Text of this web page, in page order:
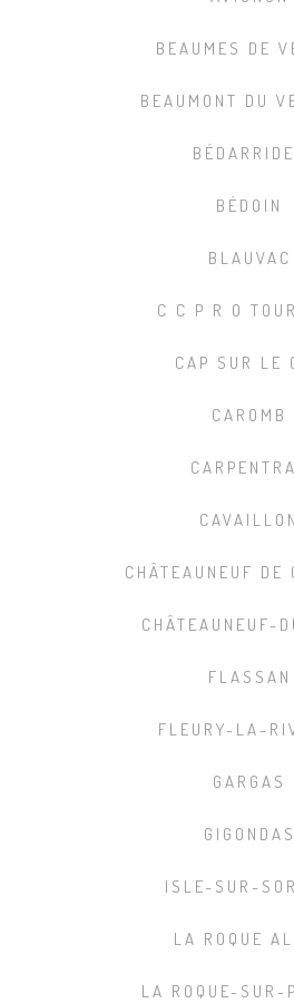
BEAUMES DE
BEAUMONT DU
BÉDOIN
BLAUVAC
C C P R O
CAP SUR LE
CAROMB
CAVAILLON
CHÂTEAUNEUF DE
CHÂTEAUNEUF-
FLASSAN
FLEURY-LA-
GARGAS
GIGONDAS
ISLE-SUR-
LA ROQUE
LA ROQUE-SUR-